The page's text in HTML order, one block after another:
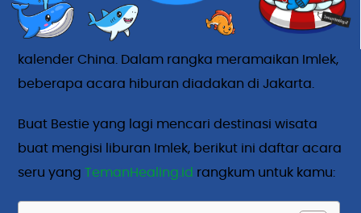
Imlek 2025 berlangsung pada hari Rabu, 29
Januari dan merupakan Tahun Ular Kayu menurut
kalender China. Dalam rangka meramaikan Imlek,
beberapa acara hiburan diadakan di Jakarta.
Buat Bestie yang lagi mencari destinasi wisata
buat mengisi liburan Imlek, berikut ini daftar acara
seru yangTemanHealing.id rangkum untuk kamu: